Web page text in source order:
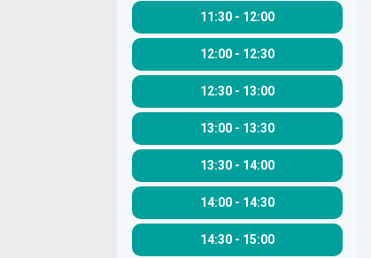
11:30- 12:00
12:00- 12:30
12:30- 13:00
13:00- 13:30
13:30- 14:00
14:00- 14:30
14:30- 15:00